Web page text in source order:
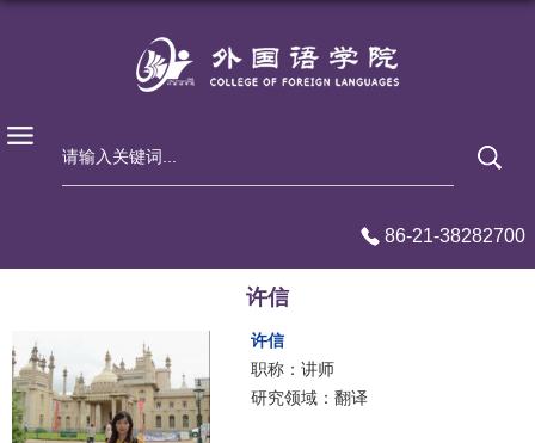
86-21-38282700
许信
许信
职称：讲师
研究领域：翻译